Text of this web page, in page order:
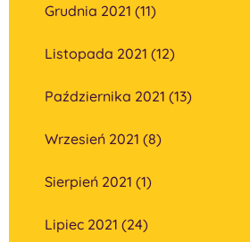
Grudnia 2021 (11)
Listopada 2021 (12)
Października 2021 (13)
Wrzesień 2021 (8)
Sierpień 2021 (1)
Lipiec 2021 (24)